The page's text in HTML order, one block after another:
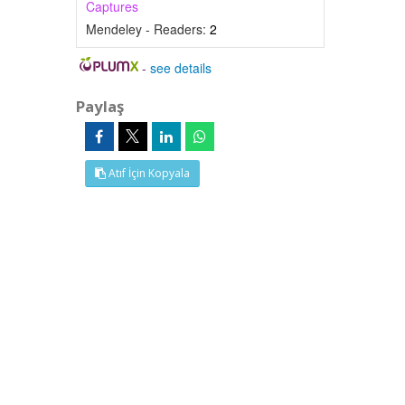
Captures
Mendeley - Readers: 2
-see details
Paylaş
Atıf İçin Kopyala